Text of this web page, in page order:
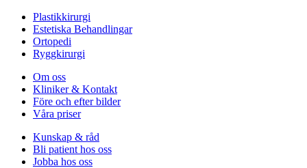
Plastikkirurgi
Estetiska Behandlingar
Ortopedi
Ryggkirurgi
Om oss
Kliniker & Kontakt
Före och efter bilder
Våra priser
Kunskap & råd
Bli patient hos oss
Jobba hos oss